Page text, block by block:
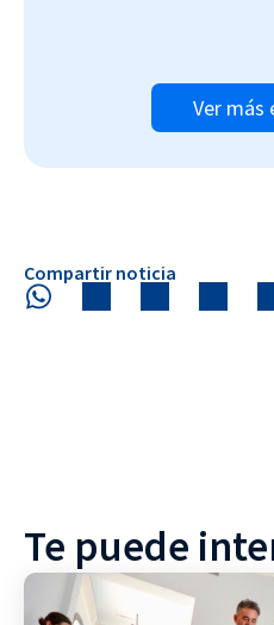
Ver más
Compartir noticia
Te puede